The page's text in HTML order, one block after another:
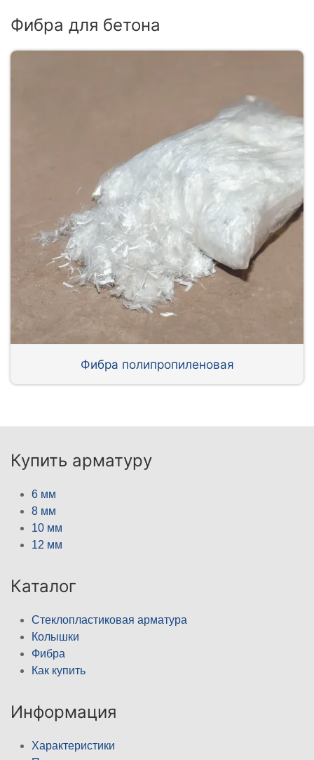
Фибра для бетона
Фибра полипропиленовая
Купить арматуру
6 мм
8 мм
10 мм
12 мм
Каталог
Стеклопластиковая арматура
Колышки
Фибра
Как купить
Информация
Характеристики